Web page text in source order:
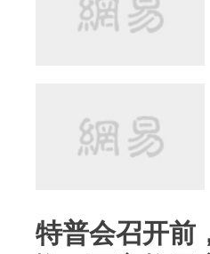
特普会召开前